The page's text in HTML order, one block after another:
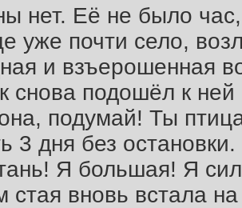
нет. Её не было
уже почти село,
и взъерошенная
снова подошёл к ней
подумай! Ты
3 дня без
Я большая! Я
стая вновь встала